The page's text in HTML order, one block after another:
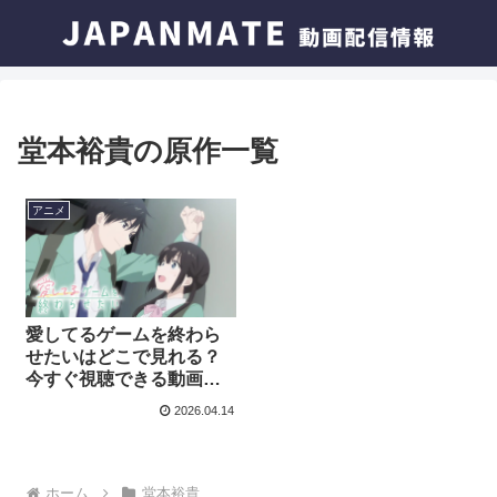
堂本裕貴の原作一覧
アニメ
愛してるゲームを終わら
せたいはどこで見れる？
今すぐ視聴できる動画配
信サービスを紹介！
2026.04.14
ホーム 堂本裕貴